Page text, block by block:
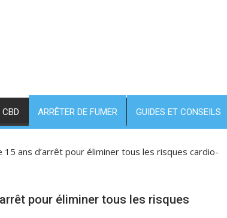
CBD ARRÊTER DE FUMER GUIDES ET CONSEILS
ans d’arrêt pour éliminer tous les risques cardio-
pour éliminer tous les risques